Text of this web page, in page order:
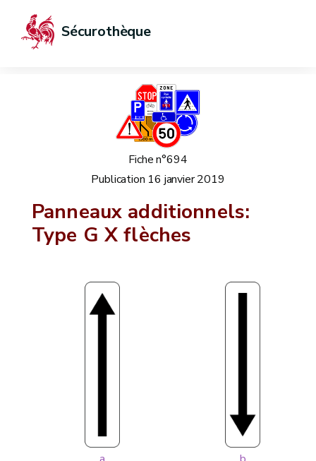
Sécurothèque
Fiche n°694
Publication 16 janvier 2019
Panneaux additionnels:
Type G X flèches